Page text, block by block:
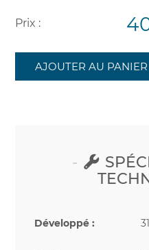
Prix :
AJOUTER AU PANIER
Développé :